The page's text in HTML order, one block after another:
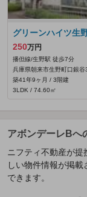
グリーンハイツ生
250万円
播但線/生野駅 徒歩7分
兵庫県朝来市生野町口銀谷
築41年9ヶ月 / 3階建
3LDK / 74.60㎡
アボンデーレBへ
ニフティ不動産が
しい物件情報が掲
できます。